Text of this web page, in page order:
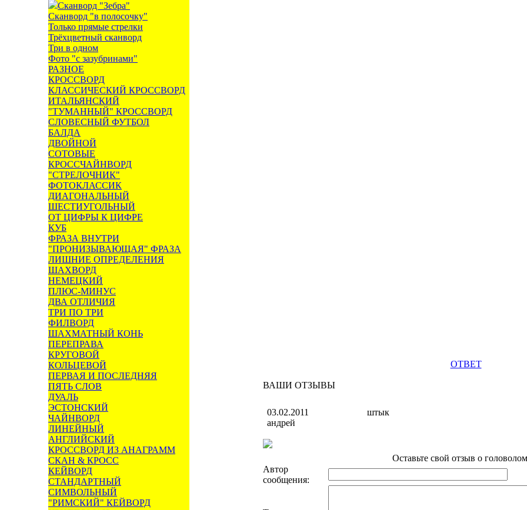
Сканворд "Зебра"
Сканворд "в полосочку"
Только прямые стрелки
Трёхцветный сканворд
Три в одном
Фото "с зазубринами"
РАЗНОЕ
КРОССВОРД
КЛАССИЧЕСКИЙ КРОССВОРД
ИТАЛЬЯНСКИЙ
"ТУМАННЫЙ" КРОССВОРД
СЛОВЕСНЫЙ ФУТБОЛ
БАЛДА
ДВОЙНОЙ
СОТОВЫЕ
КРОССЧАЙНВОРД
"СТРЕЛОЧНИК"
ФОТОКЛАССИК
ДИАГОНАЛЬНЫЙ
ШЕСТИУГОЛЬНЫЙ
ОТ ЦИФРЫ К ЦИФРЕ
КУБ
ФРАЗА ВНУТРИ
"ПРОНИЗЫВАЮЩАЯ" ФРАЗА
ЛИШНИЕ ОПРЕДЕЛЕНИЯ
ШАХВОРД
НЕМЕЦКИЙ
ПЛЮС-МИНУС
ДВА ОТЛИЧИЯ
ТРИ ПО ТРИ
ФИЛВОРД
ШАХМАТНЫЙ КОНЬ
ПЕРЕПРАВА
КРУГОВОЙ
КОЛЬЦЕВОЙ
ПЕРВАЯ И ПОСЛЕДНЯЯ
ПЯТЬ СЛОВ
ДУАЛЬ
ЭСТОНСКИЙ
ЧАЙНВОРД
ЛИНЕЙНЫЙ
АНГЛИЙСКИЙ
КРОССВОРД ИЗ АНАГРАММ
СКАН & КРОСС
КЕЙВОРД
СТАНДАРТНЫЙ
СИМВОЛЬНЫЙ
"РИМСКИЙ" КЕЙВОРД
ОТВЕТ
ВАШИ ОТЗЫВЫ
03.02.2011
андрей
штык
Оставьте свой отзыв о
Автор
сообщения: